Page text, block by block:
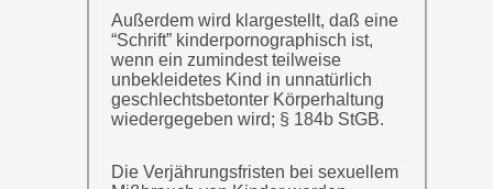
Außerdem wird klargestellt, daß eine
“Schrift” kinderpornographisch ist,
wenn ein zumindest teilweise
unbekleidetes Kind in unnatürlich
geschlechtsbetonter Körperhaltung
wiedergegeben wird; § 184b StGB.
Die Verjährungsfristen bei sexuellem